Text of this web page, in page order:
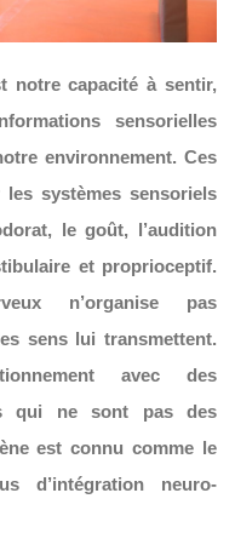
notre capacité à sentir,
sensorielles
environnement. Ces
systèmes sensoriels
le goût, l’audition
et proprioceptif.
n’organise pas
sens lui transmettent.
avec des
qui ne sont pas des
est connu comme le
d’intégration neuro-